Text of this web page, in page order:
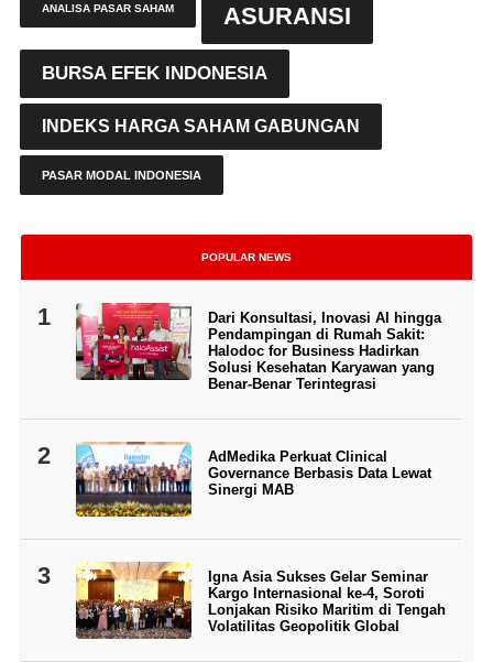
ANALISA PASAR SAHAM ASURANSI
BURSA EFEK INDONESIA
INDEKS HARGA SAHAM GABUNGAN
PASAR MODAL INDONESIA
POPULAR NEWS
1
Dari Konsultasi, Inovasi AI hingga
Pendampingan di Rumah Sakit:
Halodoc for Business Hadirkan
Solusi Kesehatan Karyawan yang
Benar-Benar Terintegrasi
2
AdMedika Perkuat Clinical
Governance Berbasis Data Lewat
Sinergi MAB
3
Igna Asia Sukses Gelar Seminar
Kargo Internasional ke-4, Soroti
Lonjakan Risiko Maritim di Tengah
Volatilitas Geopolitik Global